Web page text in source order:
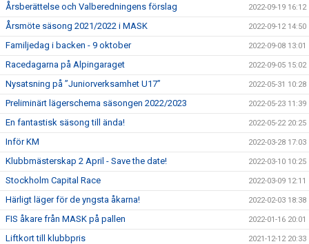
Årsberättelse och Valberedningens förslag 2022-09-19 16:12
Årsmöte säsong 2021/2022 i MASK 2022-09-12 14:50
Familjedag i backen - 9 oktober 2022-09-08 13:01
Racedagarna på Alpingaraget 2022-09-05 15:02
Nysatsning på ”Juniorverksamhet U17” 2022-05-31 10:28
Preliminärt lägerschema säsongen 2022/2023 2022-05-23 11:39
En fantastisk säsong till ända! 2022-05-22 20:25
Inför KM 2022-03-28 17:03
Klubbmästerskap 2 April - Save the date! 2022-03-10 10:25
Stockholm Capital Race 2022-03-09 12:11
Härligt läger för de yngsta åkarna! 2022-02-03 18:38
FIS åkare från MASK på pallen 2022-01-16 20:01
Liftkort till klubbpris 2021-12-12 20:33